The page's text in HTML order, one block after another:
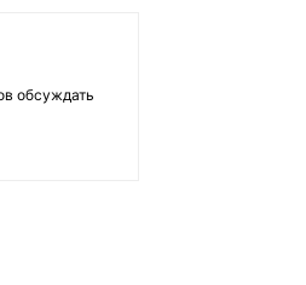
обсуждать